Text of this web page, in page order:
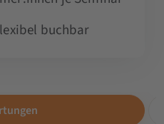
buchbar